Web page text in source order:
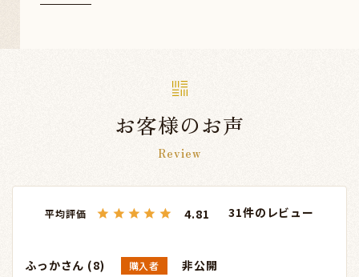
お客様のお声
Review
4.81 31
ふっか 8 購入者 非公開